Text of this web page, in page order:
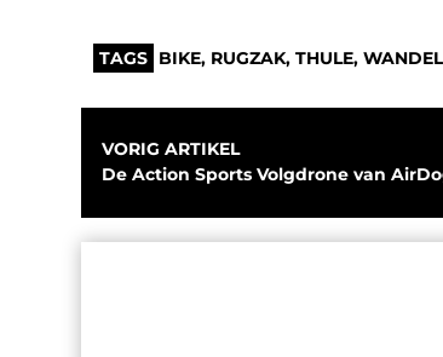
TAGS BIKE, RUGZAK,THULE,
VORIG ARTIKEL
De Action Sports Volgdrone van